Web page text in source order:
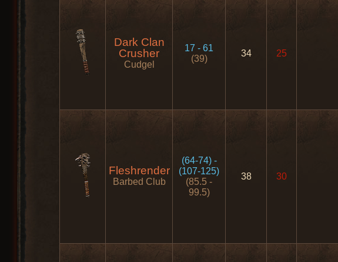
Dark Clan
Crusher
Cudgel
17 - 61
(39)
34 25
Fleshrender
Barbed Club
(64-74) -
(107-125)
(85.5 -
99.5)
38 30